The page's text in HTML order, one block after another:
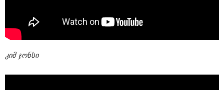
კიმ ჯონსი